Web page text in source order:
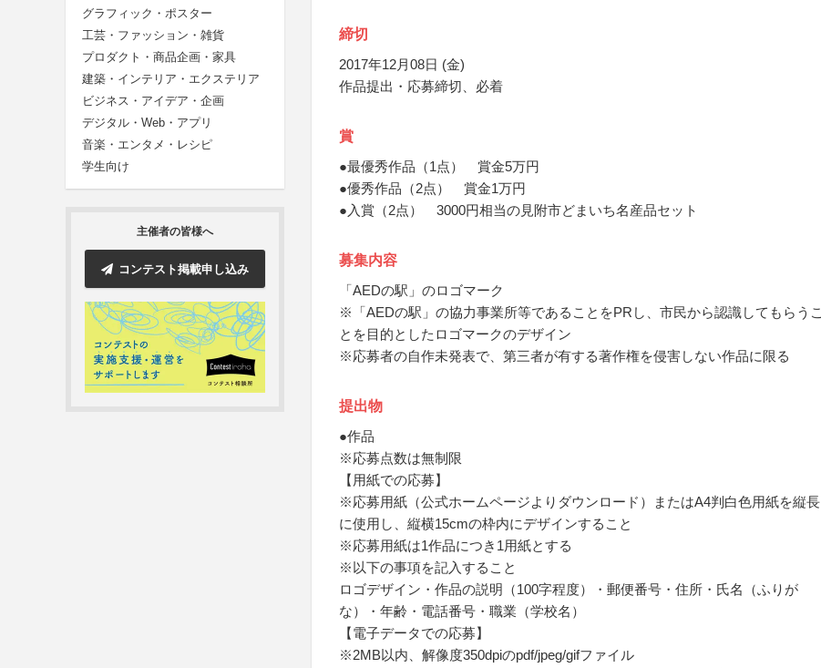
グラフィック・ポスター
工芸・ファッション・雑貨
プロダクト・商品企画・家具
建築・インテリア・エクステリア
ビジネス・アイデア・企画
デジタル・Web・アプリ
音楽・エンタメ・レシピ
学生向け
主催者の皆様へ
コンテスト掲載申し込み
締切
2017年12月08日 (金)
作品提出・応募締切、必着
賞
●最優秀作品（1点） 賞金5万円
●優秀作品（2点） 賞金1万円
●入賞（2点） 3000円相当の見附市どまいち名産品セット
募集内容
「AEDの駅」のロゴマーク
※「AEDの駅」の協力事業所等であることをPRし、市民から認識してもらうこ
とを目的としたロゴマークのデザイン
※応募者の自作未発表で、第三者が有する著作権を侵害しない作品に限る
提出物
●作品
※応募点数は無制限
【用紙での応募】
※応募用紙（公式ホームページよりダウンロード）またはA4判白色用紙を縦長
に使用し、縦横15cmの枠内にデザインすること
※応募用紙は1作品につき1用紙とする
※以下の事項を記入すること
ロゴデザイン・作品の説明（100字程度）・郵便番号・住所・氏名（ふりが
な）・年齢・電話番号・職業（学校名）
【電子データでの応募】
※2MB以内、解像度350dpiのpdf/jpeg/gifファイル